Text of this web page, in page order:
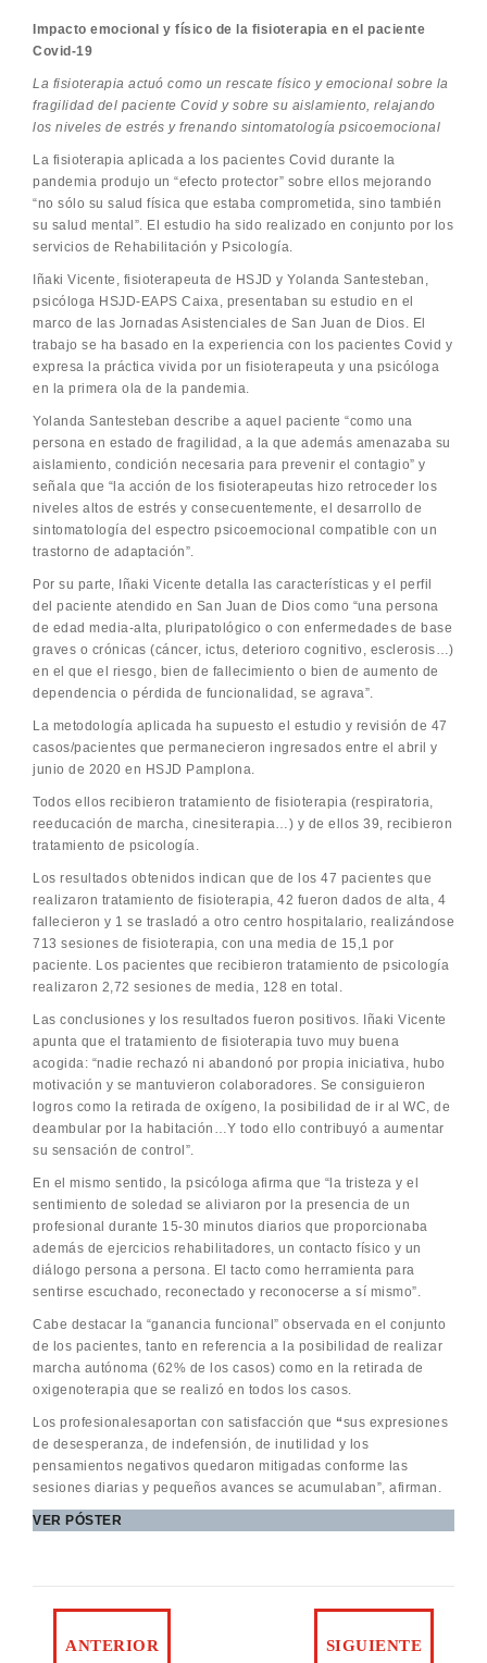
Impacto emocional y físico de la fisioterapia en el paciente
Covid-19
La fisioterapia actuó como un rescate físico y emocional sobre la
fragilidad del paciente Covid y sobre su aislamiento, relajando
los niveles de estrés y frenando sintomatología psicoemocional
La fisioterapia aplicada a los pacientes Covid durante la
pandemia produjo un “efecto protector” sobre ellos mejorando
“no sólo su salud física que estaba comprometida, sino también
su salud mental”. El estudio ha sido realizado en conjunto por los
servicios de Rehabilitación y Psicología.
Iñaki Vicente, fisioterapeuta de HSJD y Yolanda Santesteban,
psicóloga HSJD-EAPS Caixa, presentaban su estudio en el
marco de las Jornadas Asistenciales de San Juan de Dios. El
trabajo se ha basado en la experiencia con los pacientes Covid y
expresa la práctica vivida por un fisioterapeuta y una psicóloga
en la primera ola de la pandemia.
Yolanda Santesteban describe a aquel paciente “como una
persona en estado de fragilidad, a la que además amenazaba su
aislamiento, condición necesaria para prevenir el contagio” y
señala que “la acción de los fisioterapeutas hizo retroceder los
niveles altos de estrés y consecuentemente, el desarrollo de
sintomatología del espectro psicoemocional compatible con un
trastorno de adaptación”.
Por su parte, Iñaki Vicente detalla las características y el perfil
del paciente atendido en San Juan de Dios como “una persona
de edad media-alta, pluripatológico o con enfermedades de base
graves o crónicas (cáncer, ictus, deterioro cognitivo, esclerosis…)
en el que el riesgo, bien de fallecimiento o bien de aumento de
dependencia o pérdida de funcionalidad, se agrava”.
La metodología aplicada ha supuesto el estudio y revisión de 47
casos/pacientes que permanecieron ingresados entre el abril y
junio de 2020 en HSJD Pamplona.
Todos ellos recibieron tratamiento de fisioterapia (respiratoria,
reeducación de marcha, cinesiterapia…) y de ellos 39, recibieron
tratamiento de psicología.
Los resultados obtenidos indican que de los 47 pacientes que
realizaron tratamiento de fisioterapia, 42 fueron dados de alta, 4
fallecieron y 1 se trasladó a otro centro hospitalario, realizándose
713 sesiones de fisioterapia, con una media de 15,1 por
paciente. Los pacientes que recibieron tratamiento de psicología
realizaron 2,72 sesiones de media, 128 en total.
Las conclusiones y los resultados fueron positivos. Iñaki Vicente
apunta que el tratamiento de fisioterapia tuvo muy buena
acogida: “nadie rechazó ni abandonó por propia iniciativa, hubo
motivación y se mantuvieron colaboradores. Se consiguieron
logros como la retirada de oxígeno, la posibilidad de ir al WC, de
deambular por la habitación…Y todo ello contribuyó a aumentar
su sensación de control”.
En el mismo sentido, la psicóloga afirma que “la tristeza y el
sentimiento de soledad se aliviaron por la presencia de un
profesional durante 15-30 minutos diarios que proporcionaba
además de ejercicios rehabilitadores, un contacto físico y un
diálogo persona a persona. El tacto como herramienta para
sentirse escuchado, reconectado y reconocerse a sí mismo”.
Cabe destacar la “ganancia funcional” observada en el conjunto
de los pacientes, tanto en referencia a la posibilidad de realizar
marcha autónoma (62% de los casos) como en la retirada de
oxigenoterapia que se realizó en todos los casos.
Los profesionalesaportan con satisfacción que “sus expresiones
de desesperanza, de indefensión, de inutilidad y los
pensamientos negativos quedaron mitigadas conforme las
sesiones diarias y pequeños avances se acumulaban”, afirman.
VER PÓSTER